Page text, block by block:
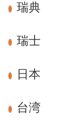
瑞典
瑞士
日本
台湾